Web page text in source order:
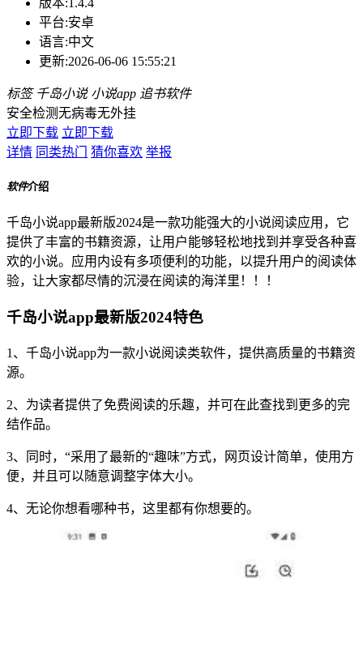
平台:安卓
语言:中文
更新:2026-06-06 15:55:21
标签 千岛小说 小说app 追书软件
安全检测无病毒无外挂
立即下载 立即下载
详情 同类热门 猜你喜欢 举报
软件介绍
千岛小说app最新版2024是一款功能强大的小说阅读应用，它
提供了丰富的书籍资源，让用户能够轻松地找到并享受各种喜
欢的小说。应用内设有多项便利的功能，以提升用户的阅读体
验，让大家都尽情的沉浸在阅读的海洋里！！！
千岛小说app最新版2024特色
1、千岛小说app为一款小说阅读类软件，提供高质量的书籍资
源。
2、为读者提供了免费阅读的乐趣，并可在此查找到更多的完
结作品。
3、同时，“采用了最新的“趣味”方式，网页设计简单，使用方
便，并且可以随意调整字体大小。
4、无论你想看哪种书，这里都有你想要的。